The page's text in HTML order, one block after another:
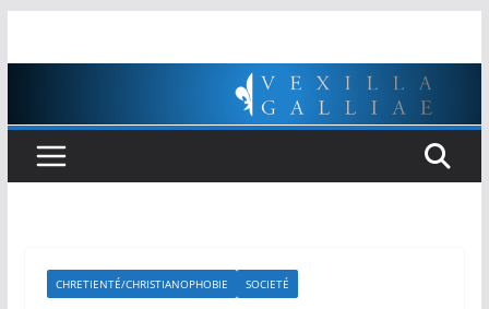
CHRETIENTÉ/CHRISTIANOPHOBIE SOCIETÉ